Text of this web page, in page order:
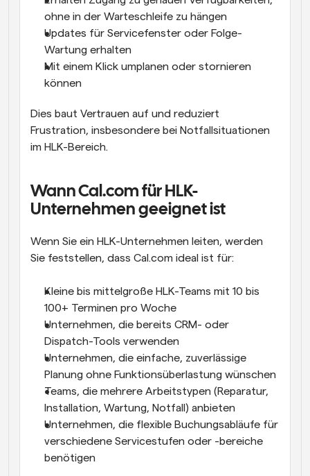
ohne in der Warteschleife zu hängen
Updates für Servicefenster oder Folge-
Wartung erhalten
Mit einem Klick umplanen oder stornieren
können
Dies baut Vertrauen auf und reduziert
Frustration, insbesondere bei Notfallsituationen
im HLK-Bereich.
Wann Cal.com für HLK-
Unternehmen geeignet ist
Wenn Sie ein HLK-Unternehmen leiten, werden
Sie feststellen, dass Cal.com ideal ist für:
Kleine bis mittelgroße HLK-Teams mit 10 bis
100+ Terminen pro Woche
Unternehmen, die bereits CRM- oder
Dispatch-Tools verwenden
Unternehmen, die einfache, zuverlässige
Planung ohne Funktionsüberlastung wünschen
Teams, die mehrere Arbeitstypen (Reparatur,
Installation, Wartung, Notfall) anbieten
Unternehmen, die flexible Buchungsabläufe für
verschiedene Servicestufen oder -bereiche
benötigen